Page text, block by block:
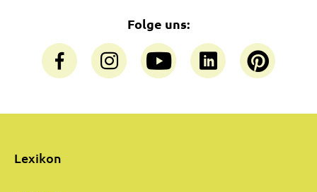
Folge uns:
Lexikon